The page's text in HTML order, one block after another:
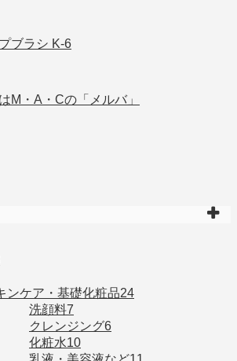
ブラシ K-6
M・A・Cの「メルバ」
ンケア・基礎化粧品24
洗顔料7
クレンジング6
化粧水10